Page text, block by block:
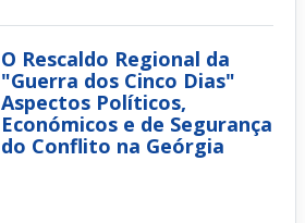
O Rescaldo Regional da
"Guerra dos Cinco Dias"
Aspectos Políticos,
Económicos e de Segurança
do Conflito na Geórgia